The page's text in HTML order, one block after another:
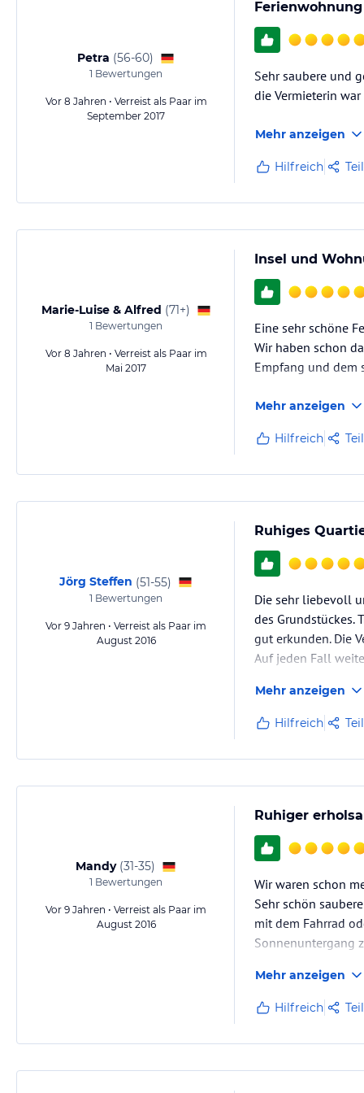
Allgemeine und unverbindliche Hoteliers-/Veranstalter-/
Gewähr und ohne Prüfung durch HolidayCheck. Bitte lies vor der
jeweiligen Veranstalters.
Petra (56-60)
1 Bewertungen
Vor 8 Jahren • Verreist als Paar im
September 2017
Sehr saubere und
die Vermieterin
Mehr anzeigen
Hilfreich
Marie-Luise & Alfred (71+)
1 Bewertungen
Vor 8 Jahren • Verreist als Paar im
Mai 2017
Insel und
Eine sehr schöne
Wir haben schon
Empfang und dem
Mehr anzeigen
Hilfreich
Jörg Steffen (51-55)
1 Bewertungen
Vor 9 Jahren • Verreist als Paar im
August 2016
Ruhiges
Die sehr liebevoll
des Grundstückes.
gut erkunden. Die
Auf jeden Fall
Mehr anzeigen
Hilfreich
Mandy (31-35)
1 Bewertungen
Vor 9 Jahren • Verreist als Paar im
August 2016
Ruhiger
Wir waren schon
Sehr schön
mit dem Fahrrad
Sonnenuntergang
Mehr anzeigen
Hilfreich